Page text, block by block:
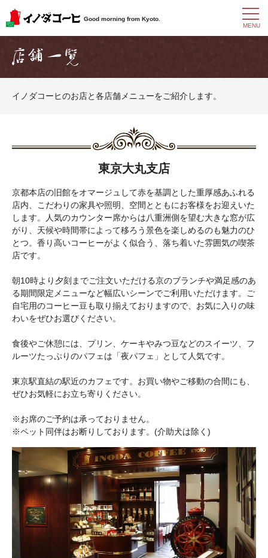
Good morning from Kyoto.
t
o
n
i
MENU
イノダコーヒのお店と各店舗メニューをご紹介します。
東京大丸支店
京都本店の旧館をオマージュして赤を基調とした重厚感あふれる
店内、こだわりの家具や照明、空間とともにお客様をお迎えいた
します。人気のカウンター席からは八重洲側を望む大きな窓が広
がり、天候や時間帯によって移ろう景色を楽しめるのも魅力のひ
とつ。香り高いコーヒーがよく似合う、落ち着いた雰囲気の喫茶
店です。
朝10時より夕刻までご注文いただける京のブランチや満足感のあ
る期間限定メニューなど幅広いシーンでご利用いただけます。ご
自宅用のコーヒー豆も取り揃えておりますので、お気に入りの味
わいをぜひお選びください。
食後やご休憩には、プリン、ケーキやみつ豆などのスイーツ、フ
ルーツたっぷりのパフェは「夜パフェ」として人気です。
東京駅直結の駅近のカフェです。お買い物やご移動の合間にも、
ぜひお気軽にお立ち寄りください。
※お席のご予約は承っておりません。
※ペット同伴はお断りしております。(介助犬は除く)